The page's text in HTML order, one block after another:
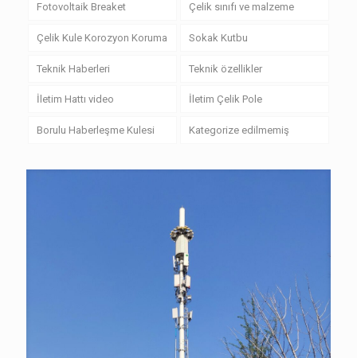
Fotovoltaik Breaket
Çelik sınıfı ve malzeme
Çelik Kule Korozyon Koruma Sokak Kutbu
Teknik Haberleri Teknik özellikler
İletim Hattı video İletim Çelik Pole
Borulu Haberleşme Kulesi Kategorize edilmemiş